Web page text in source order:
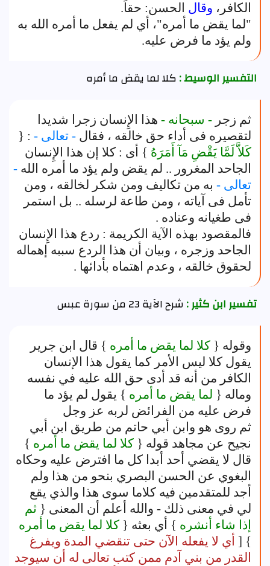
الكافر، وقال الحسن: حقاً.
"لما يقض ما أمره"، أي لم يفعل ما أمره الله به
ولم يؤد ما فرض عليه.
التفسير الوسيط :كلا لما يقض ما أمره
ثم زجر - سبحانه - هذا الإِنسان زجرا شديدا
لتقصيره فى أداء حق خالقه ، فقال - تعالى - : {
كَلاَّ لَمَّا يَقْضِ مَآ أَمَرَهُ } أى : كلا إن هذا الإِنسان
الجاحد المغرور .. لم يقض ولم يؤد ما أمره الله -
تعالى - به من تكاليف ومن شكر لخالقه ، ومن
تأمل فى آياته ، ومن طاعة لرسله .. بل استمر
فى طغيانه وعناده .
فالمقصود بهذه الآية الكريمة : ردع هذا الإِنسان
الجاحد وزجره ، وبيان أن هذا الردع سببه إهماله
لحقوق خالقه ، وعدم اهتماه بأدائها .
تفسير ابن كثير :شرح الآية 23 من سورة عبس
وقوله { كلا لما يقض ما أمره } قال ابن جرير
يقول كلا ليس الأمر كما يقول هذا الإنسان
الكافر من أنه قد أدى حق الله عليه في نفسه
وماله { لما يقض ما أمره } يقول لم يؤد ما
فرض عليه من الفرائض لربه عز وجل
ثم روى هو وابن أبي حاتم من طريق ابن أبي
نجيح عن مجاهد قوله { كلا لما يقض ما أمره }
قال لا يقضي أحد أبدا كل ما افترض عليه وحكاه
البغوي عن الحسن البصري بنحو من هذا ولم
أجد للمتقدمين فيه كلاما سوى هذا والذي يقع
لي في معنى ذلك - والله أعلم أن المعنى { ثم
إذا شاء أنشره } أي بعثه { كلا لما يقض ما أمره
} [ أي لا يفعله الآن حتى تنقضي المدة ويفرغ
القدر من بني آدم ممن كتب تعالى له أن سيوجد